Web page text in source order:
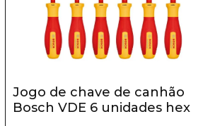
Jogo de chave de canhão
Bosch VDE 6 unidades hex